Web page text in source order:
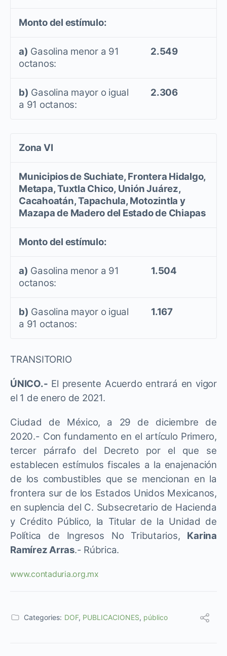
Monto del estímulo:
a) Gasolina menor a 91
octanos:
2.549
b) Gasolina mayor o igual
a 91 octanos:
2.306
Zona VI
Municipios de Suchiate, Frontera Hidalgo,
Metapa, Tuxtla Chico, Unión Juárez,
Cacahoatán, Tapachula, Motozintla y
Mazapa de Madero del Estado de Chiapas
Monto del estímulo:
a) Gasolina menor a 91
octanos:
1.504
b) Gasolina mayor o igual
a 91 octanos:
1.167
TRANSITORIO
ÚNICO.- El presente Acuerdo entrará en vigor
el 1 de enero de 2021.
Ciudad de México, a 29 de diciembre de
2020.- Con fundamento en el artículo Primero,
tercer párrafo del Decreto por el que se
establecen estímulos fiscales a la enajenación
de los combustibles que se mencionan en la
frontera sur de los Estados Unidos Mexicanos,
en suplencia del C. Subsecretario de Hacienda
y Crédito Público, la Titular de la Unidad de
Política de Ingresos No Tributarios, Karina
Ramírez Arras.- Rúbrica.
www.contaduria.org.mx
Categories: DOF, PUBLICACIONES, público